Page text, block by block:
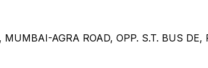
MUMBAI-AGRA ROAD, OPP. S.T. BUS